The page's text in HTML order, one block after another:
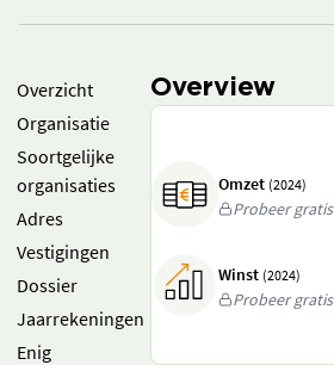
Overzicht
Organisatie
Soortgelijke
organisaties
Adres
Vestigingen
Dossier
Jaarrekeningen
Enig
Overview
Omzet (2024)
Probeer gratis
Winst (2024)
Probeer gratis